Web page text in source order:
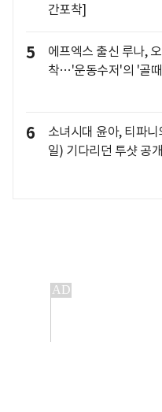
간포착]
5
에프엑스 출신 루나,
착…'운동수저'의 '골
6
소녀시대 윤아, 티파
일) 기다리던 투샷 공개